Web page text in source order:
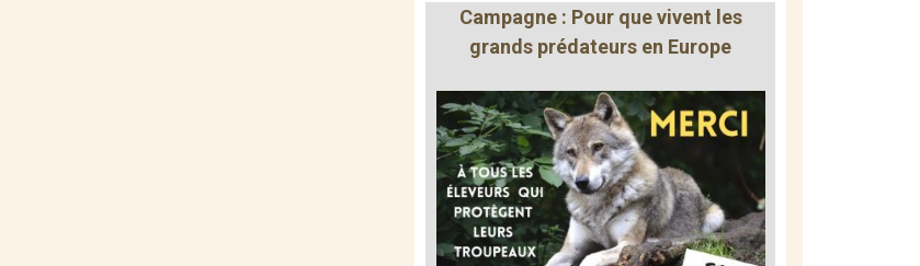
Campagne : Pour que vivent les
grands prédateurs en Europe